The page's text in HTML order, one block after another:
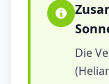
Die